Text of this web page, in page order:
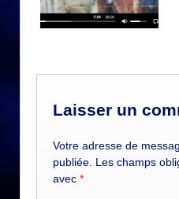
Laisser un
Votre adresse de
publiée. Les champs
avec *